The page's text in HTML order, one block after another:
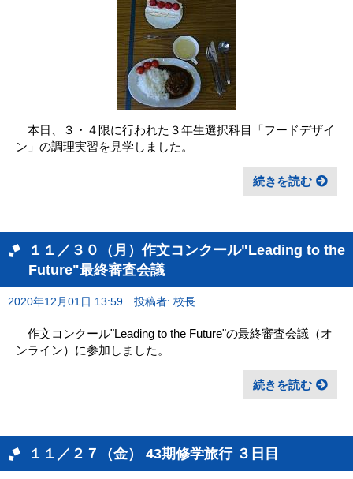
本日、３・４限に行われた３年生選択科目「フードデザイ
ン」の調理実習を見学しました。
続きを読む
１１／３０（月）作文コンクール"Leading to the
Future"最終審査会議
2020年12月01日 13:59 投稿者: 校長
作文コンクール"Leading to the Future"の最終審査会議（オ
ンライン）に参加しました。
続きを読む
１１／２７（金） 43期修学旅行 ３日目